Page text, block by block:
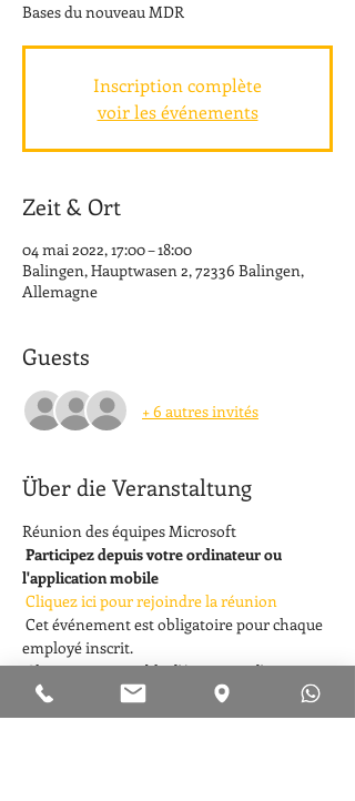
Bases du nouveau MDR
Inscription complète
voir les événements
Zeit & Ort
04 mai 2022, 17:00 – 18:00
Balingen, Hauptwasen 2, 72336 Balingen,
Allemagne
Guests
+ 6 autres invités
Über die Veranstaltung
Réunion des équipes Microsoft
Participez depuis votre ordinateur ou
l'application mobile
Cliquez ici pour rejoindre la réunion
employé inscrit.
Chaque responsable d'équipe ou d'agence
est responsable de l'organisation des
participants.